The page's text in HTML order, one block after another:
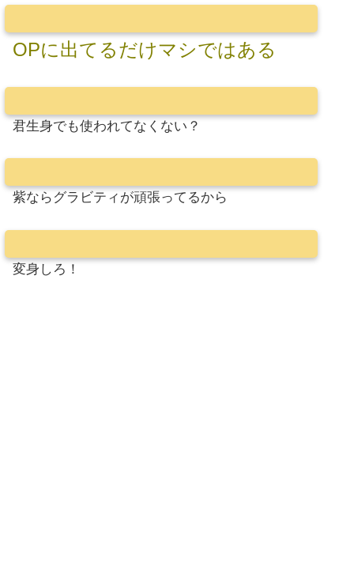
OPに出てるだけマシではある
君生身でも使われてなくない？
紫ならグラビティが頑張ってるから
変身しろ！